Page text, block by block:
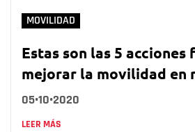
MOVILIDAD
Estas son las 5 acciones
mejorar la movilidad en
05•10•2020
LEER MÁS